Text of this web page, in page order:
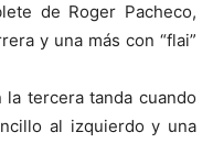
de Roger Pacheco,
y una más con “flai”
tercera tanda cuando
al izquierdo y una